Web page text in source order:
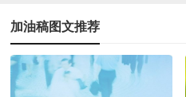
加油稿图文推荐